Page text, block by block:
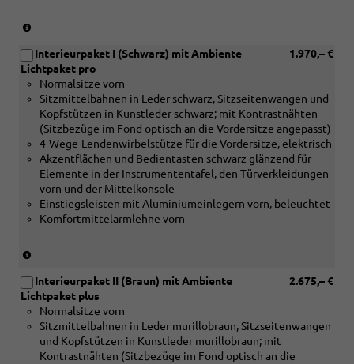
oder
)
Verbindung
mit
[5MC]
Dekoreinlagen
Holz
Linde
Sediment
silbergrau
naturell
oder
[5MF]
Dekoreinlagen
silber
oder
[5TK]
Dekoreinlagen
Holz
Nussbaum
1.970,– €
Interieurpaket I (Schwarz) mit Ambiente
Lichtpaket pro
Normalsitze vorn
Sitzmittelbahnen in Leder schwarz, Sitzseitenwangen und
Kopfstützen in Kunstleder schwarz; mit Kontrastnähten
(Sitzbezüge im Fond optisch an die Vordersitze angepasst)
4-Wege-Lendenwirbelstütze für die Vordersitze, elektrisch
Akzentflächen und Bedientasten schwarz glänzend für
Elemente in der Instrumententafel, den Türverkleidungen
vorn und der Mittelkonsole
Einstiegsleisten mit Aluminiumeinlegern vorn, beleuchtet
Komfortmittelarmlehne vorn
Verbindung
mit
[5MC]
Dekoreinlagen
Holz
Linde
2.675,– €
Interieurpaket II (Braun) mit Ambiente
Lichtpaket plus
Normalsitze vorn
Sitzmittelbahnen in Leder murillobraun, Sitzseitenwangen
und Kopfstützen in Kunstleder murillobraun; mit
Kontrastnähten (Sitzbezüge im Fond optisch an die